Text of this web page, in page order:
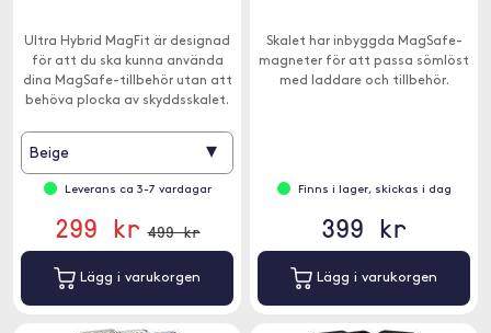
Ultra Hybrid MagFit är designad
för att du ska kunna använda
dina MagSafe-tillbehör utan att
behöva plocka av skyddsskalet.
Beige ▾
Leverans ca 3-7 vardagar
299 kr 499 kr
Lägg i varukorgen
Skalet har inbyggda MagSafe-
magneter för att passa sömlöst
med laddare och tillbehör.
Finns i lager, skickas i dag
399 kr
Lägg i varukorgen